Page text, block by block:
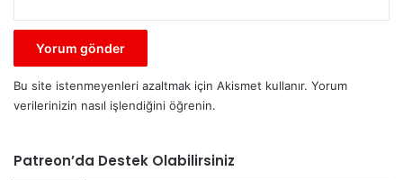
Bu site istenmeyenleri azaltmak için Akismet kullanır. Yorum
verilerinizin nasıl işlendiğini öğrenin.
Patreon’da Destek Olabilirsiniz